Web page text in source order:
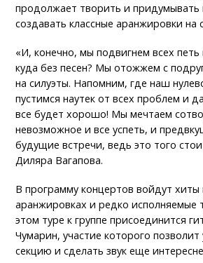
продолжает творить и придумывать
создавать классные аранжировки на
«И, конечно, мы подвигнем всех петь
куда без песен? Мы отожжем с
на силуэты. Напомним, где наш
пустимся наутек от всех проблем и
все будет хорошо! Мы мечтаем
невозможное и все успеть, и
будущие встречи, ведь это того
Диляра Вагапова.
В программу концертов войдут хиты
аранжировках и редко исполняемые
этом туре к группе присоединится
Чумарин, участие которого
секцию и сделать звук еще